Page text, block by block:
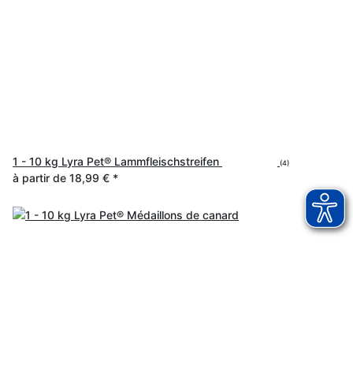
1 - 10 kg Lyra Pet® Lammfleischstreifen (4)
à partir de 18,99 € *